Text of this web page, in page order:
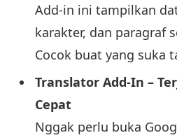
Add-in ini tampilkan
karakter, dan paragraf
Cocok buat yang suka
Translator Add-In –
Cepat
Nggak perlu buka